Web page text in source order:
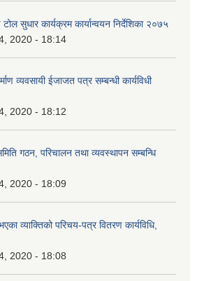
सुधार कार्यक्रम कार्यान्वयन निर्देशिका २०७५
2020 - 18:14
व्यवसायी ईजाजत पत्र सम्बन्धी कार्यविधी
2020 - 18:12
गठन, परिचालन तथा व्यवस्थापन सम्बन्धि
2020 - 18:09
व्याक्तिको परिचय-पत्र वितरण कार्यविधि,
2020 - 18:08